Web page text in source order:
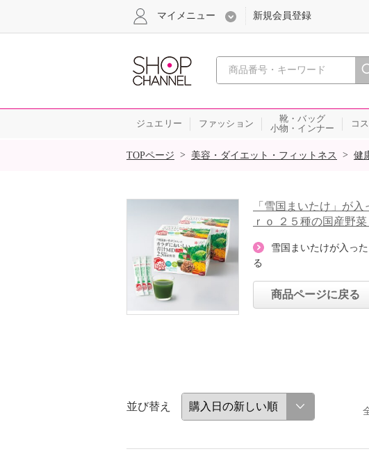
心おどる、瞬間を。通販・テレ
マイメニュー 新規会員登録
ジュエリー ファッション
靴・バッグ
小物・インナー
コ
SALE
TOPページ > 美容・ダイエット・フィットネス > 健
「雪国まいたけ」が
ｒｏ ２５種の国産野
雪国まいたけが入っ
る
商品ページに戻る
並び替え